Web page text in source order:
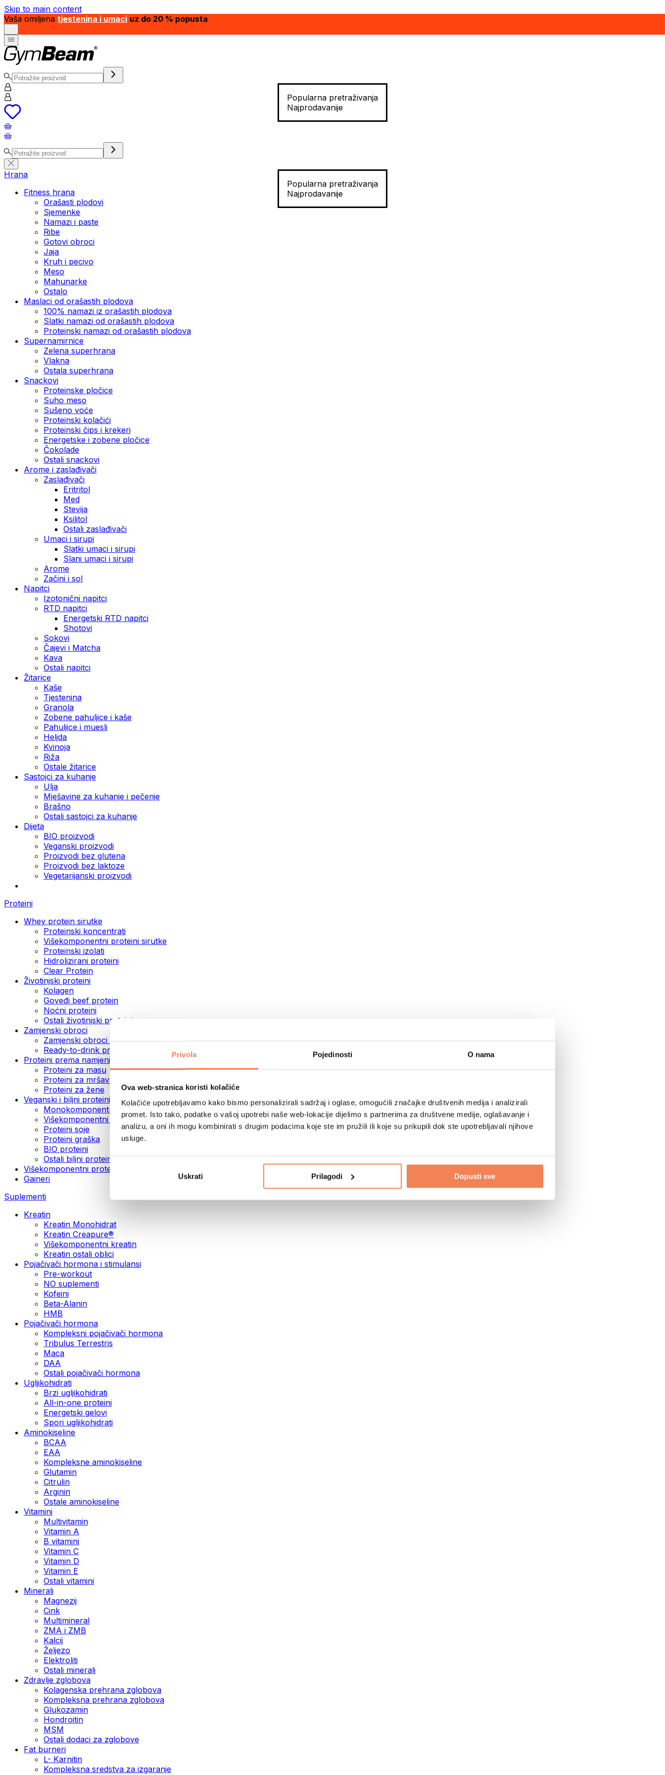
Privola Pojedinosti O nama
Ova web-stranica koristi kolačiće
Kolačiće upotrebljavamo kako bismo personalizirali sadržaj i oglase, omogućili značajke društvenih medija i analizirali
promet. Isto tako, podatke o vašoj upotrebi naše web-lokacije dijelimo s partnerima za društvene medije, oglašavanje i
analizu, a oni ih mogu kombinirati s drugim podacima koje ste im pružili ili koje su prikupili dok ste upotrebljavali njihove
usluge.
Uskrati Prilagodi Dopusti sve
Skip to main content
Vaša omiljena tjestenina i umaci uz do 20 % popusta
Popularna pretraživanja
Najprodavanije
Popularna pretraživanja
Najprodavanije
Hrana
Fitness hrana
Orašasti plodovi
Sjemenke
Namazi i paste
Ribe
Gotovi obroci
Jaja
Kruh i pecivo
Meso
Mahunarke
Ostalo
Maslaci od orašastih plodova
100% namazi iz orašastih plodova
Slatki namazi od orašastih plodova
Proteinski namazi od orašastih plodova
Supernamirnice
Zelena superhrana
Vlakna
Ostala superhrana
Snackovi
Proteinske pločice
Suho meso
Sušeno voće
Proteinski kolačići
Proteinski čips i krekeri
Energetske i zobene pločice
Čokolade
Ostali snackovi
Arome i zaslađivači
Zaslađivači
Eritritol
Med
Stevija
Ksilitol
Ostali zaslađivači
Umaci i sirupi
Slatki umaci i sirupi
Slani umaci i sirupi
Arome
Začini i sol
Napitci
Izotonični napitci
RTD napitci
Energetski RTD napitci
Shotovi
Sokovi
Čajevi i Matcha
Kava
Ostali napitci
Žitarice
Kaše
Tjestenina
Granola
Zobene pahuljice i kaše
Pahuljice i muesli
Heljda
Kvinoja
Riža
Ostale žitarice
Sastojci za kuhanje
Ulja
Mješavine za kuhanje i pečenje
Brašno
Ostali sastojci za kuhanje
Dijeta
BIO proizvodi
Veganski proizvodi
Proizvodi bez glutena
Proizvodi bez laktoze
Vegetarijanski proizvodi
Proteini
Whey protein sirutke
Proteinski koncentrati
Višekomponentni proteini sirutke
Proteinski izolati
Hidrolizirani proteini
Clear Protein
Životinjski proteini
Kolagen
Goveđi beef protein
Noćni proteini
Ostali životinjski proteini
Zamjenski obroci
Zamjenski obroci u prahu
Ready-to-drink proteinski napitci
Proteini prema namjeni
Proteini za masu
Proteini za mršavljenje
Proteini za žene
Veganski i biljni proteini
Monokomponentni veganski proteini
Višekomponentni veganski proteini
Proteini soje
Proteini graška
BIO proteini
Ostali biljni proteini
Višekomponentni protein
Gaineri
Suplementi
Kreatin
Kreatin Monohidrat
Kreatin Creapure®
Višekomponentni kreatin
Kreatin ostali oblici
Pojačivači hormona i stimulansi
Pre-workout
NO suplementi
Kofeini
Beta-Alanin
HMB
Pojačivači hormona
Kompleksni pojačivači hormona
Tribulus Terrestris
Maca
DAA
Ostali pojačivači hormona
Ugljikohidrati
Brzi ugljikohidrati
All-in-one proteini
Energetski gelovi
Spori ugljikohidrati
Aminokiseline
BCAA
EAA
Kompleksne aminokiseline
Glutamin
Citrulin
Arginin
Ostale aminokiseline
Vitamini
Multivitamin
Vitamin A
B vitamini
Vitamin C
Vitamin D
Vitamin E
Ostali vitamini
Minerali
Magnezij
Cink
Multimineral
ZMA i ZMB
Kalcij
Željezo
Elektroliti
Ostali minerali
Zdravlje zglobova
Kolagenska prehrana zglobova
Kompleksna prehrana zglobova
Glukozamin
Hondroitin
MSM
Ostali dodaci za zglobove
Fat burneri
L- Karnitin
Kompleksna sredstva za izgaranje